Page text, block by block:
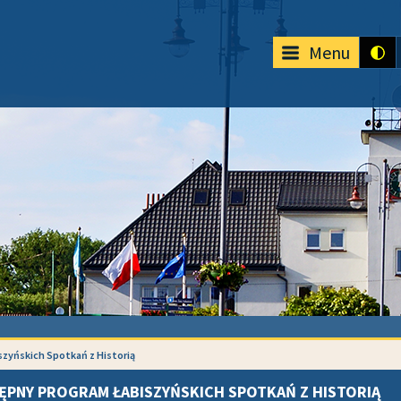
Menu
Spotkań z Historią
PROGRAM ŁABISZYŃSKICH SPOTKAŃ Z HISTORIĄ